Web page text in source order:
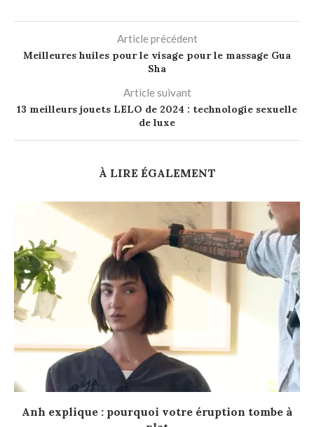
Article précédent
Meilleures huiles pour le visage pour le massage Gua
Sha
Article suivant
13 meilleurs jouets LELO de 2024 : technologie sexuelle
de luxe
À LIRE ÉGALEMENT
Anh explique : pourquoi votre éruption tombe à